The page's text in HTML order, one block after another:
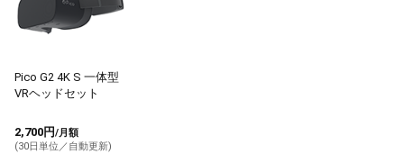
Pico G2 4K S 一体型
VRヘッドセット
2,700円/月額
(30日単位／自動更新)